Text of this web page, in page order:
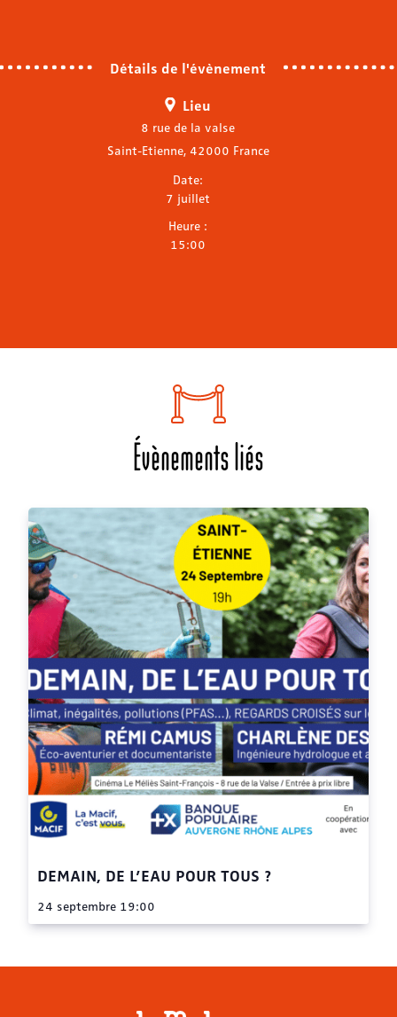
Détails de l'évènement
Lieu
8 rue de la valse
Saint-Etienne, 42000 France
Date:
7 juillet
Heure :
15:00
Évènements liés
DEMAIN, DE L’EAU POUR TOUS ?
24 septembre 19:00